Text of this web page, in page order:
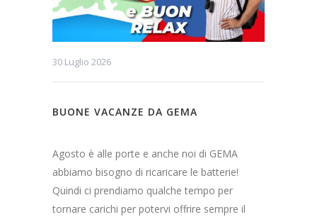
30 Luglio 2026
BUONE VACANZE DA GEMA
Agosto è alle porte e anche noi di GEMA
abbiamo bisogno di ricaricare le batterie!
Quindi ci prendiamo qualche tempo per
tornare carichi per potervi offrire sempre il